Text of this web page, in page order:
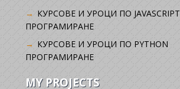
КУРСОВЕ И УРОЦИ ПО JAVASCRIPT
ПРОГРАМИРАНЕ
КУРСОВЕ И УРОЦИ ПО PYTHON
ПРОГРАМИРАНЕ
MY PROJECTS